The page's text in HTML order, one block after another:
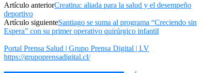
Artículo anteriorCreatina: aliada para la salud y el desempeño
deportivo
Artículo siguienteSantiago se suma al programa “Creciendo sin
Espera” con su primer operativo quirúrgico infantil
Portal Prensa Salud | Grupo Prensa Digital | I.V
https://grupoprensadigital.cl/